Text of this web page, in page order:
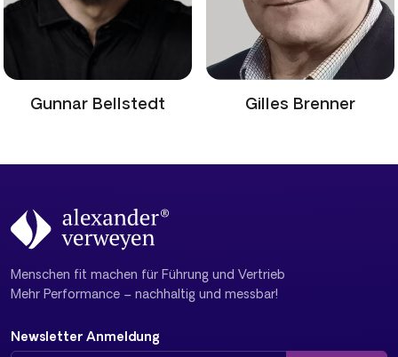
Gunnar Bellstedt Gilles Brenner
Menschen fit machen für Führung und Vertrieb
Mehr Performance – nachhaltig und messbar!
Newsletter Anmeldung